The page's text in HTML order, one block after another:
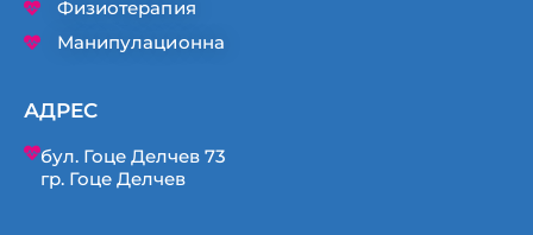
Физиотерапия
Манипулационна
АДРЕС
бул. Гоце Делчев 73
гр. Гоце Делчев